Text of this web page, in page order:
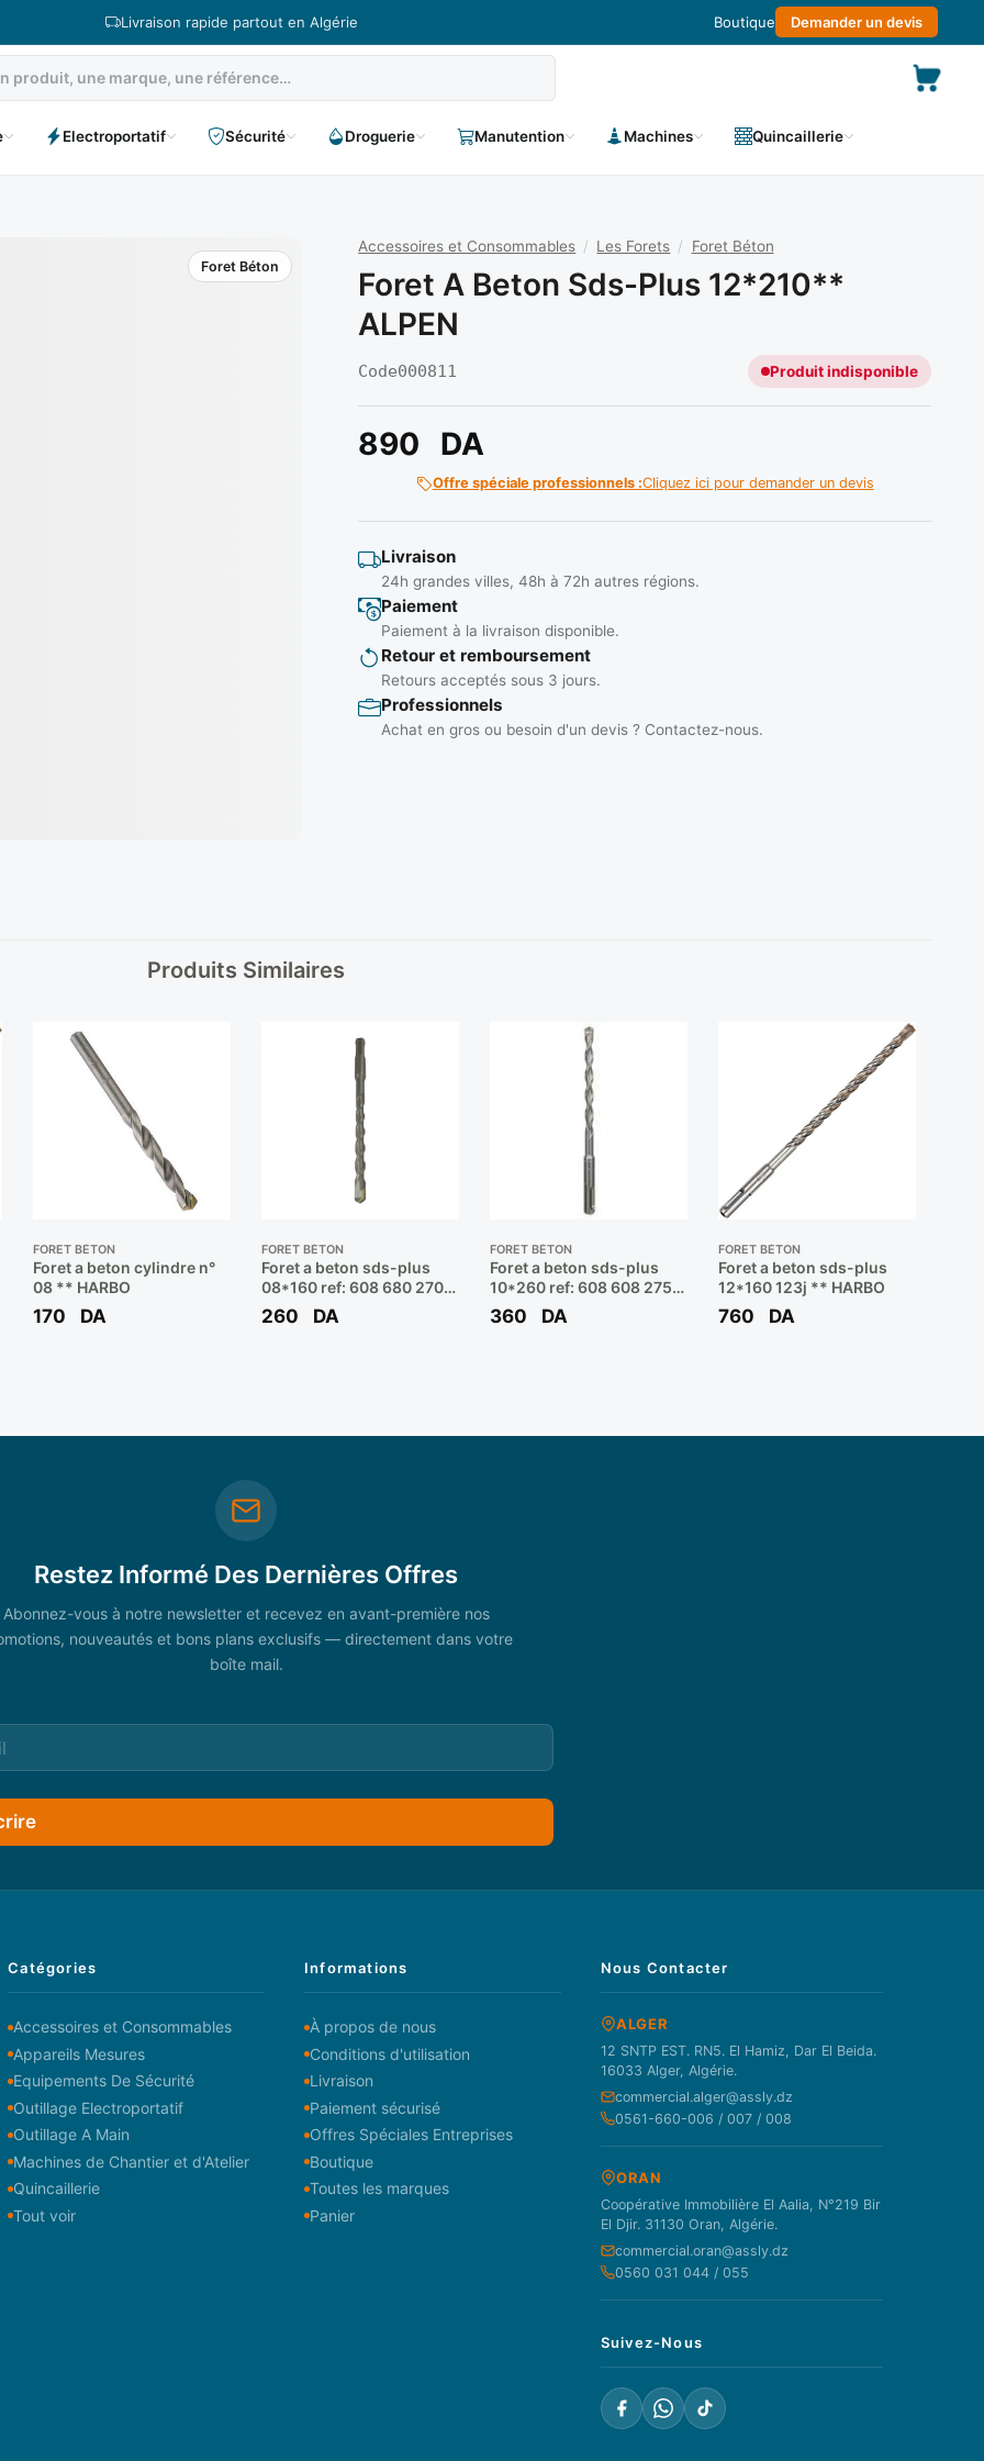
Livraison rapide partout en Algérie Boutique Demander un devis
Electroportatif Sécurité Droguerie Manutention Machines Quincaillerie
Foret Béton
Accessoires et Consommables / Les Forets / Foret Béton
Foret A Beton Sds-Plus 12*210**
ALPEN
Code000811 Produit indisponible
890 DA
Offre spéciale professionnels :Cliquez ici pour demander un devis
Livraison
24h grandes villes, 48h à 72h autres régions.
Paiement
Paiement à la livraison disponible.
Retour et remboursement
Retours acceptés sous 3 jours.
Professionnels
Achat en gros ou besoin d'un devis ? Contactez-nous.
Produits Similaires
FORET BÉTON
Foret a beton cylindre n°
08 ** HARBO
170 DA
FORET BÉTON
Foret a beton sds-plus
08*160 ref: 608 680 270
** BOSCH
260 DA
FORET BÉTON
Foret a beton sds-plus
10*260 ref: 608 608 275
** BOSCH
360 DA
FORET BÉTON
Foret a beton sds-plus
12*160 123j ** HARBO
760 DA
Restez Informé Des Dernières Offres
Abonnez-vous à notre newsletter et recevez en avant-première nos
nouveautés et bons plans exclusifs — directement dans votre
boîte mail.
Catégories
Accessoires et Consommables
Appareils Mesures
Equipements De Sécurité
Outillage Electroportatif
Outillage A Main
Machines de Chantier et d'Atelier
Quincaillerie
Tout voir
Informations
À propos de nous
Conditions d'utilisation
Livraison
Paiement sécurisé
Offres Spéciales Entreprises
Boutique
Toutes les marques
Panier
Nous Contacter
ALGER
12 SNTP EST. RN5. El Hamiz, Dar El Beida.
16033 Alger, Algérie.
commercial.alger@assly.dz
0561-660-006 / 007 / 008
ORAN
Coopérative Immobilière El Aalia, N°219 Bir
El Djir. 31130 Oran, Algérie.
commercial.oran@assly.dz
0560 031 044 / 055
Suivez-Nous